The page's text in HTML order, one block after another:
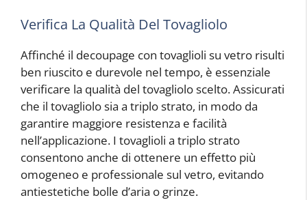
Verifica La Qualità Del Tovagliolo
Affinché il decoupage con tovaglioli su vetro risulti
ben riuscito e durevole nel tempo, è essenziale
verificare la qualità del tovagliolo scelto. Assicurati
che il tovagliolo sia a triplo strato, in modo da
garantire maggiore resistenza e facilità
nell’applicazione. I tovaglioli a triplo strato
consentono anche di ottenere un effetto più
omogeneo e professionale sul vetro, evitando
antiestetiche bolle d’aria o grinze.